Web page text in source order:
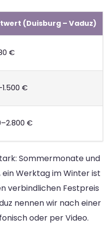
(Duisburg – Vaduz)
€
€
€
Sommermonate und
Werktag im Winter ist
verbindlichen Festpreis
nennen wir nach einer
oder per Video.